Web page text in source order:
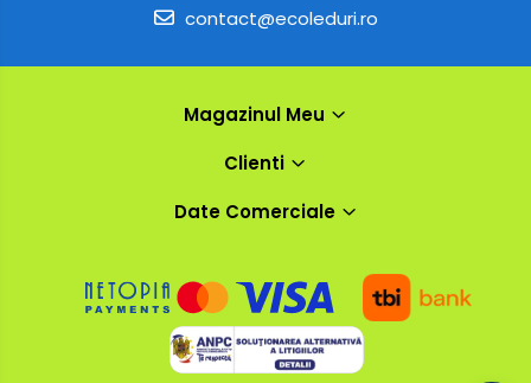
contact@ecoleduri.ro
Magazinul Meu
Clienti
Date Comerciale